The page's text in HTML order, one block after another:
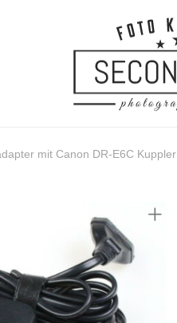
mit Canon DR-E6C Kuppler